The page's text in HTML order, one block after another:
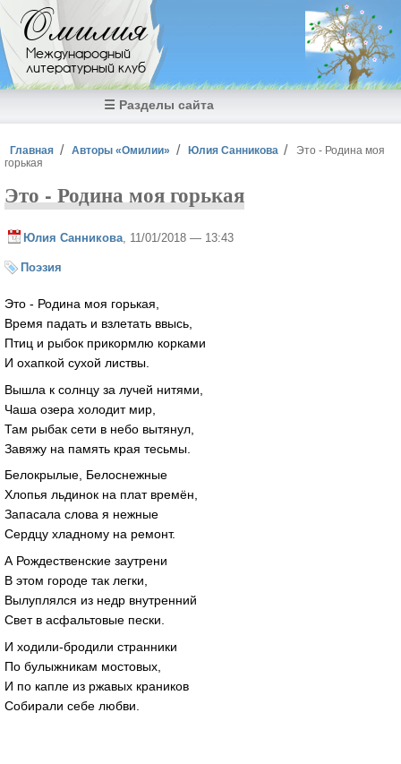
Перейти к основному содержанию
Омилия
Международный
литературный клуб
☰ Разделы сайта
Вы здесь
Главная Авторы «Омилии» Юлия Санникова
Это - Родина моя
горькая
Это - Родина моя горькая
Юлия Санникова , 11/01/2018 — 13:43
Поэзия
Это - Родина моя горькая,
Время падать и взлетать ввысь,
Птиц и рыбок прикормлю корками
И охапкой сухой листвы.
Вышла к солнцу за лучей нитями,
Чаша озера холодит мир,
Там рыбак сети в небо вытянул,
Завяжу на память края тесьмы.
Белокрылые, Белоснежные
Хлопья льдинок на плат времён,
Запасала слова я нежные
Сердцу хладному на ремонт.
А Рождественские заутрени
В этом городе так легки,
Вылуплялся из недр внутренний
Свет в асфальтовые пески.
И ходили-бродили странники
По булыжникам мостовых,
И по капле из ржавых краников
Собирали себе любви.